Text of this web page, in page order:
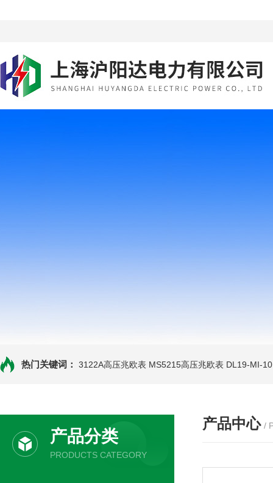
热门关键词： 3122A高压兆欧表 MS5215高压兆欧表 DL19-MI-
产品分类
PRODUCTS CATEGORY
产品中心 /